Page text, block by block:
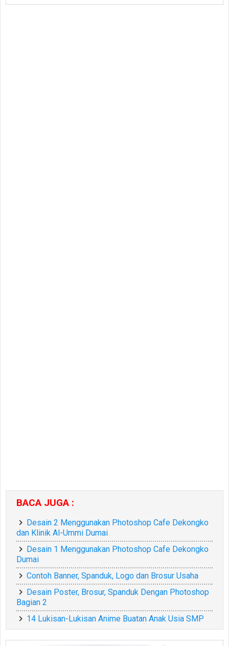
BACA JUGA :
Desain 2 Menggunakan Photoshop Cafe Dekongko
dan Klinik Al-Ummi Dumai
Desain 1 Menggunakan Photoshop Cafe Dekongko
Dumai
Contoh Banner, Spanduk, Logo dan Brosur Usaha
Desain Poster, Brosur, Spanduk Dengan Photoshop
Bagian 2
14 Lukisan-Lukisan Anime Buatan Anak Usia SMP